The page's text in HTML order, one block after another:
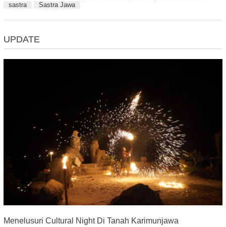
sastra
Sastra Jawa
UPDATE
Menelusuri Cultural Night Di Tanah Karimunjawa